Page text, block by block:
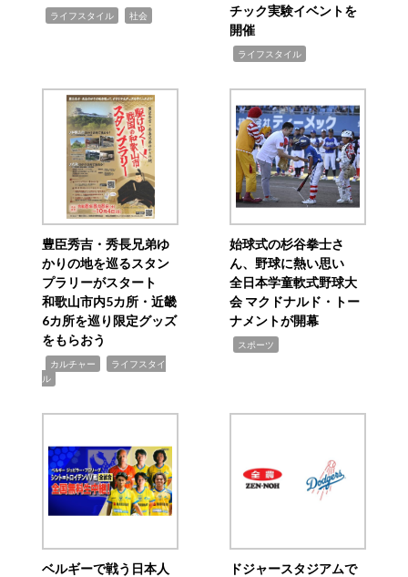
ライフスタイル 社会
チック実験イベントを
開催
ライフスタイル
豊臣秀吉・秀長兄弟ゆ
かりの地を巡るスタン
プラリーがスタート
和歌山市内5カ所・近畿
6カ所を巡り限定グッズ
をもらおう
カルチャー
ライフスタイ
ル
始球式の杉谷拳士さ
ん、野球に熱い思い
全日本学童軟式野球大
会 マクドナルド・トー
ナメントが開幕
スポーツ
ベルギーで戦う日本人
ドジャースタジアムで